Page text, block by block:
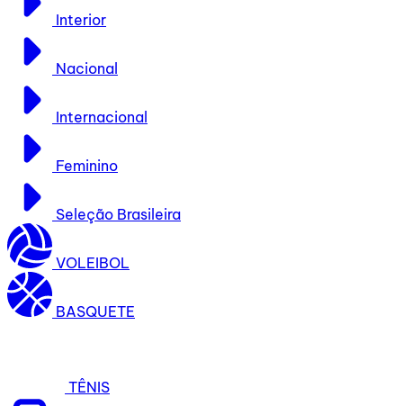
Interior
Nacional
Internacional
Feminino
Seleção Brasileira
VOLEIBOL
BASQUETE
TÊNIS